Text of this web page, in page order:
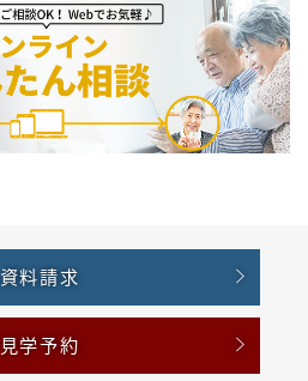
資料請求
見学予約